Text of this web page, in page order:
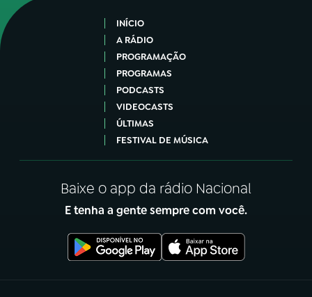
INÍCIO
A RÁDIO
PROGRAMAÇÃO
PROGRAMAS
PODCASTS
VIDEOCASTS
ÚLTIMAS
FESTIVAL DE MÚSICA
Baixe o app da rádio Nacional
E tenha a gente sempre com você.